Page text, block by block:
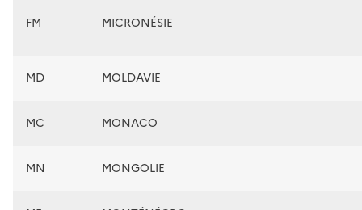
FM MICRONÉSIE
MD MOLDAVIE
MC MONACO
MN MONGOLIE